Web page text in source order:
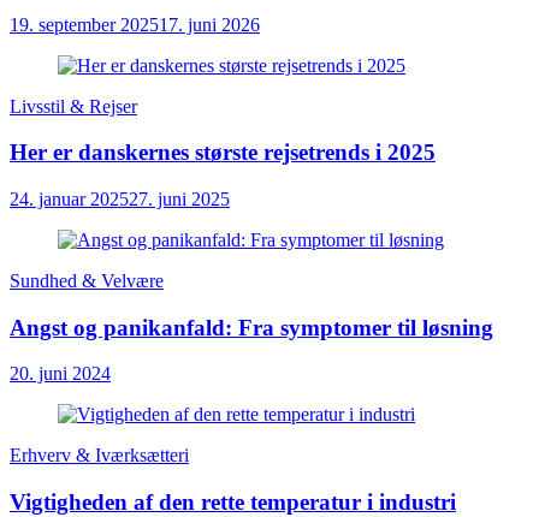
19. september 202517. juni 2026
Livsstil & Rejser
Her er danskernes største rejsetrends i 2025
24. januar 202527. juni 2025
Sundhed & Velvære
Angst og panikanfald: Fra symptomer til løsning
20. juni 2024
Erhverv & Iværksætteri
Vigtigheden af den rette temperatur i industri